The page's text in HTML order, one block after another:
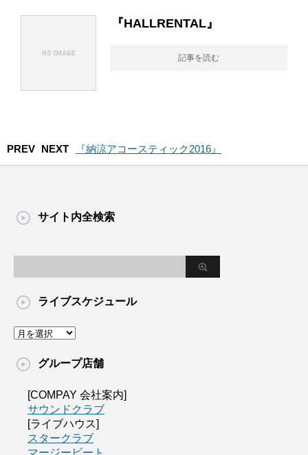
『HALLRENTAL』
記事を読む
PREV NEXT 『納涼アコースティック2016』
サイト内全検索
ライブスケジュール
グループ店舗
[COMPAY 会社案内]
サウンドクラブ
[ライブハウス]
スタークラブ